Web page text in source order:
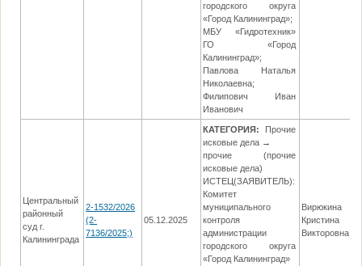
городского округа
«Город Калининград»;
МБУ «Гидротехник»
ГО «Город
Калининград»;
Павлова Наталья
Николаевна;
Филипович Иван
Иванович
Центральный
районный
суд г.
Калининграда
2-1532/2026
(2-
7136/2025;)
05.12.2025
КАТЕГОРИЯ:
Прочие
исковые дела →
прочие (прочие
исковые дела)
ИСТЕЦ(ЗАЯВИТЕЛЬ):
Комитет
муниципального
контроля
администрации
городского округа
«Город Калининград»
Вирюкина
Кристина
Викторовна